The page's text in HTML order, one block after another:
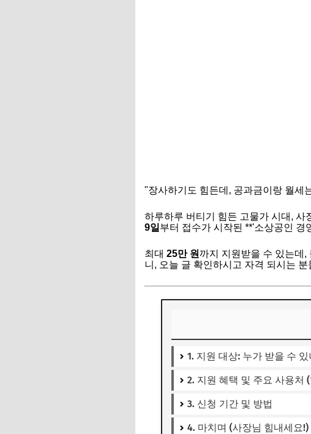
"장사하기도 힘든데, 공과금이랑 월세
하루하루 버티기 힘든 고물가 시대,
9일 부터 접수가 시작된 **'소상공인 경
최대 25만 원 까지 지원받을 수 있는데
니, 오늘 글 확인하시고 자격 되시는 분
1. 지원 대상: 누가 받을 수 있
2. 지원 혜택 및 주요 사용처
3. 신청 기간 및 방법
4. 마치며 (사장님 힘내세요!)